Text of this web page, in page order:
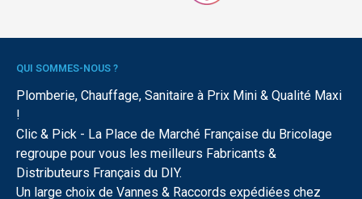
QUI SOMMES-NOUS ?
Plomberie, Chauffage, Sanitaire à Prix Mini & Qualité Maxi
!
Clic & Pick - La Place de Marché Française du Bricolage
regroupe pour vous les meilleurs Fabricants &
Distributeurs Français du DIY.
Un large choix de Vannes & Raccords expédiées chez